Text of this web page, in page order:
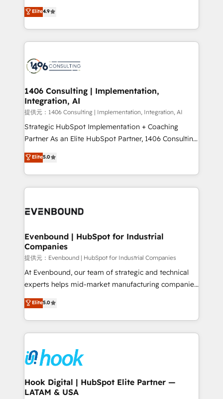
putting Customer Experience at the center by
creating digital environments capable of integrating
people, processes and data. We offer the best
digital solutions on the market, ranging from CRM
marketing automation to online and offline sales
allowing companies to optimize processes and meet
the needs of the customer. We are part of Impresoft
Group, a group of specialized and complementary
companies that divide their offer into 4
Competence Centers: Smart Manufacturing,
The synergies generated by these integrations,
together with the combination of talents, skills,
to accompany companies on their digital
Elite4.9
1406 Consulting | Implementation,
Integration, AI
提供元：1406 Consulting | Implementation, Integration, AI
Strategic HubSpot Implementation + Coaching
Partner As an Elite HubSpot Partner, 1406 Consulting
helps mid-market revenue teams transform how
they sell, market, and serve. We don't just build your
HubSpot—we teach your team to own it, then stay
to help you keep winning. What We Do ⚙️ CRM
Data & Content 📈 Sales & Marketing Alignment +
Agent Creation 🔄 Custom Integrations & Data
Migration Why 1406 We become part of your team.
Your team learns while we build. We fix what others
broke. Built for mid-market reality—practical
solutions that work with your actual headcount and
HubSpot partners 🔄 Top 5% globally in client
retention 📅 8+ years of consistent results since 2017
move beyond spreadsheets into unified systems
that drive real business results.
Elite5.0
Evenbound | HubSpot for Industrial
Companies
提供元：Evenbound | HubSpot for Industrial Companies
At Evenbound, our team of strategic and technical
experts helps mid-market manufacturing companies
achieve real growth. We specialize in delivering
tailored solutions that drive results by leveraging
HubSpot’s platform and data to fuel success.
Technical Solutions: - HubSpot Technical Consulting -
Onboarding - Data Migration & Integrations -
Technical Audit & Optimization Strategic Solutions: -
Revenue Operations - Inbound Marketing -
Outbound Marketing - HubSpot CMS Website
Elite5.0
Hook Digital | HubSpot Elite Partner —
LATAM & USA